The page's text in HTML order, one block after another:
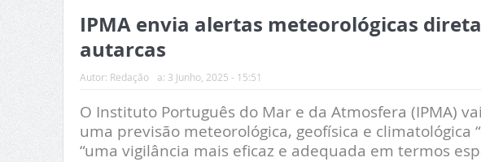
IPMA envia alertas meteorológicas
autarcas
Autor: Redação a: 3 Junho, 2025 - 15:51
O Instituto Português do Mar e da Atmosfera (IPMA)
uma previsão meteorológica, geofísica e climatológica
“uma vigilância mais eficaz e adequada em termos